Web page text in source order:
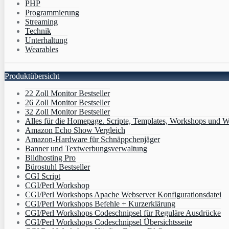
PHP
Programmierung
Streaming
Technik
Unterhaltung
Wearables
Produktübersicht
22 Zoll Monitor Bestseller
26 Zoll Monitor Bestseller
32 Zoll Monitor Bestseller
Alles für die Homepage. Scripte, Templates, Workshops und
Amazon Echo Show Vergleich
Amazon-Hardware für Schnäppchenjäger
Banner und Textwerbungsverwaltung
Bildhosting Pro
Bürostuhl Bestseller
CGI Script
CGI/Perl Workshop
CGI/Perl Workshops Apache Webserver Konfigurationsdatei
CGI/Perl Workshops Befehle + Kurzerklärung
CGI/Perl Workshops Codeschnipsel für Reguläre Ausdrücke
CGI/Perl Workshops Codeschnipsel Übersichtsseite